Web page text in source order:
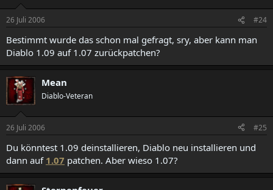
26 Juli 2006 #24
Bestimmt wurde das schon mal gefragt, sry, aber kann man
Diablo 1.09 auf 1.07 zurückpatchen?
Mean
Diablo-Veteran
26 Juli 2006 #25
Du könntest 1.09 deinstallieren, Diablo neu installieren und
dann auf 1.07 patchen. Aber wieso 1.07?